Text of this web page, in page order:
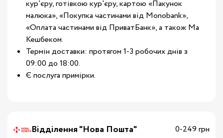
кур'єру, готівкою кур'єру, картою «Пакунок
малюка», «Покупка частинами від Monobank»,
«Оплата частинами від ПриватБанк», а також Ма
Кешбеком.
Термін доставки: протягом 1-3 робочих днів з
09:00 до 18:00.
Є послуга примірки.
Відділення "Нова Пошта" 0-249 грн